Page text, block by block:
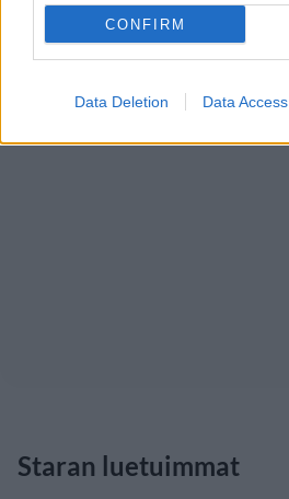
CONFIRM
Data Deletion Data Access
Staran luetuimmat